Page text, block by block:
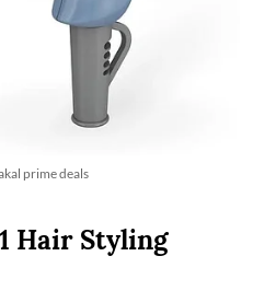
prime deals
Hair Styling